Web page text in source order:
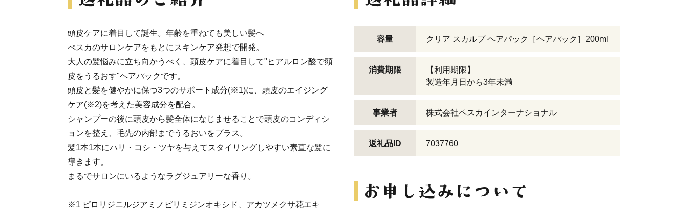
頭皮ケアに着目して誕生。年齢を重ねても美しい髪へ
ぺスカのサロンケアをもとにスキンケア発想で開発。
大人の髪悩みに立ち向かうべく、頭皮ケアに着目して"ヒアルロン酸で頭
皮をうるおす"ヘアパックです。
頭皮と髪を健やかに保つ3つのサポート成分(※1)に、頭皮のエイジング
ケア(※2)を考えた美容成分を配合。
シャンプーの後に頭皮から髪全体になじませることで頭皮のコンディシ
ョンを整え、毛先の内部までうるおいをプラス。
髪1本1本にハリ・コシ・ツヤを与えてスタイリングしやすい素直な髪に
導きます。
まるでサロンにいるようなラグジュアリーな香り。
※1 ピロリジニルジアミノピリミジンオキシド、アカツメクサ花エキ
容量 クリア スカルプ ヘアパック［ヘアパック］200ml
消費期限
【利用期限】
製造年月日から3年未満
事業者 株式会社ペスカインターナショナル
返礼品ID 7037760